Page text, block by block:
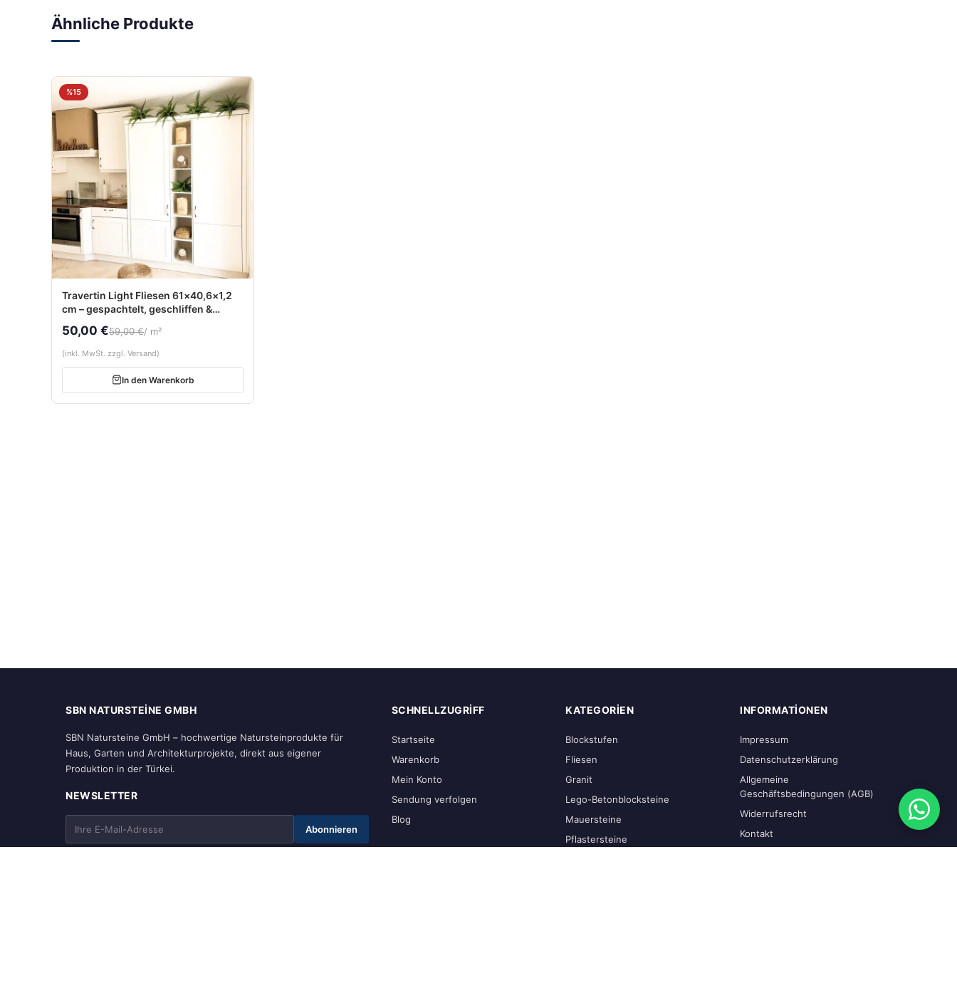
Ähnliche Produkte
%15
Travertin Light Fliesen 61×40,6×1,2
cm – gespachtelt, geschliffen &
50,00 €59,00 €/ m²
(inkl. MwSt. zzgl. Versand)
In den Warenkorb
SBN NATURSTEINE GMBH
SBN Natursteine GmbH – hochwertige Natursteinprodukte für
Haus, Garten und Architekturprojekte, direkt aus eigener
Produktion in der Türkei.
NEWSLETTER
Abonnieren
SCHNELLZUGRIFF
Startseite
Warenkorb
Mein Konto
Sendung verfolgen
Blog
KATEGORIEN
Blockstufen
Fliesen
Granit
Lego-Betonblocksteine
Mauersteine
Pflastersteine
INFORMATIONEN
Impressum
Datenschutzerklärung
Allgemeine
Geschäftsbedingungen (AGB)
Widerrufsrecht
Kontakt